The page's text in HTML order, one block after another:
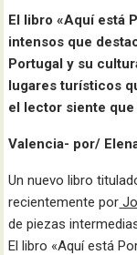
El libro «Aquí está
intensos que
Portugal y su
lugares turísticos
el lector siente
Valencia- por/
Un nuevo libro
recientemente por
de piezas
El libro «Aquí está